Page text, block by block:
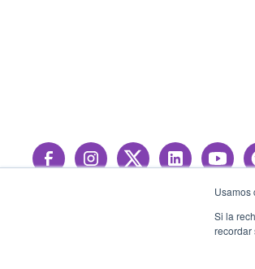
Usamos
Si la
recordar
© 2026 Sensedia. All rights reserved.